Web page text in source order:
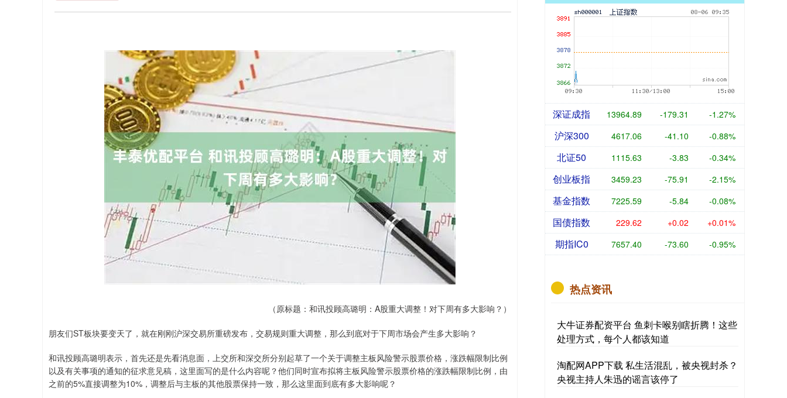
（原标题：和讯投顾高璐明：A股重大调整！对下周有多大影响？）
朋友们ST板块要变天了，就在刚刚沪深交易所重磅发布，交易规则重大调整，那么到底对于下周市场会产生多大影响？
和讯投顾高璐明表示，首先还是先看消息面，上交所和深交所分别起草了一个关于调整主板风险警示股票价格，涨跌幅限制比例
以及有关事项的通知的征求意见稿，这里面写的是什么内容呢？他们同时宣布拟将主板风险警示股票价格的涨跌幅限制比例，由
之前的5%直接调整为10%，调整后与主板的其他股票保持一致，那么这里面到底有多大影响呢？
深证成指 13964.89 -179.31 -1.27%
沪深300 4617.06 -41.10 -0.88%
北证50 1115.63 -3.83 -0.34%
创业板指 3459.23 -75.91 -2.15%
基金指数 7225.59 -5.84 -0.08%
国债指数 229.62 +0.02 +0.01%
期指IC0 7657.40 -73.60 -0.95%
热点资讯
大牛证券配资平台 鱼刺卡喉别瞎折腾！这些
处理方式，每个人都该知道
淘配网APP下载 私生活混乱，被央视封杀？
央视主持人朱迅的谣言该停了